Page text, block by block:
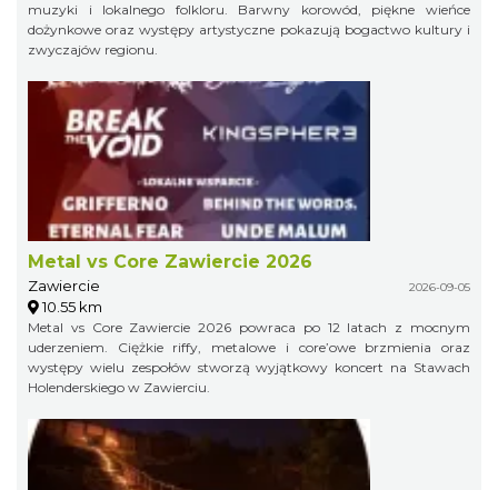
muzyki i lokalnego folkloru. Barwny korowód, piękne wieńce
dożynkowe oraz występy artystyczne pokazują bogactwo kultury i
zwyczajów regionu.
Metal vs Core Zawiercie 2026
Zawiercie 2026-09-05
10.55 km
Metal vs Core Zawiercie 2026 powraca po 12 latach z mocnym
uderzeniem. Ciężkie riffy, metalowe i core’owe brzmienia oraz
występy wielu zespołów stworzą wyjątkowy koncert na Stawach
Holenderskiego w Zawierciu.